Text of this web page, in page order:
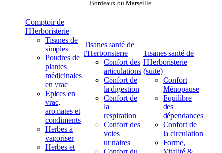
Bordeaux ou Marseille.
Comptoir de
l'Herboristerie
Tisanes de
simples
Poudres de
plantes
médicinales
en vrac
Epices en
vrac,
aromates et
condiments
Herbes à
vaporiser
Herbes et
Tisanes santé de
l'Herboristerie
Confort des
articulations
Confort de
la digestion
Confort de
la
respiration
Confort des
voies
urinaires
Tisanes santé de
l'Herboristerie
(suite)
Confort
Ménopause
Equilibre
des
dépendances
Confort de
la circulation
Forme,